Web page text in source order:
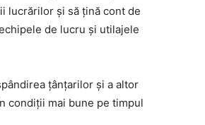
lucrărilor și să țină cont de
de lucru și utilajele
țânțarilor și a altor
condiții mai bune pe timpul